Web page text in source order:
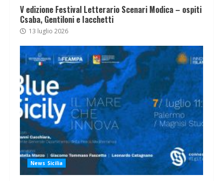
V edizione Festival Letterario Scenari Modica – ospiti
Csaba, Gentiloni e Iacchetti
13 luglio 2026
News Sicilia